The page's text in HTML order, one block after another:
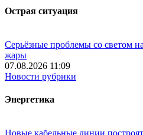
Острая ситуация
Серьёзные проблемы со светом
жары
07.08.2026 11:09
Новости рубрики
Энергетика